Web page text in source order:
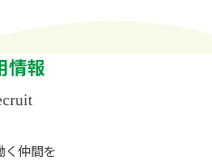
情報
く仲間を